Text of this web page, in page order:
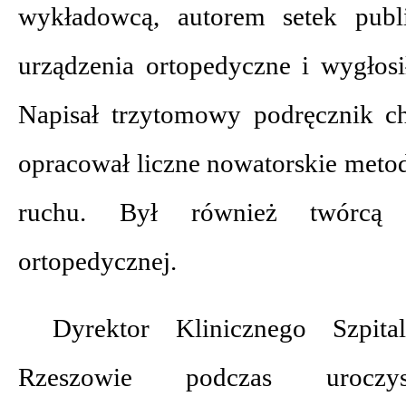
wykładowcą, autorem setek
urządzenia ortopedyczne i
Napisał trzytomowy podręcznik
opracował liczne nowatorskie
ruchu. Był również twórcą
ortopedycznej.
Dyrektor Klinicznego
Rzeszowie podczas